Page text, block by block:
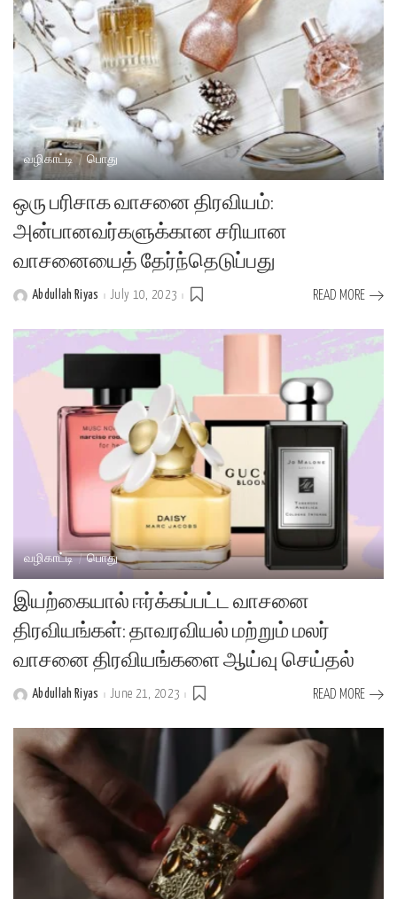
வழிகாட்டி பொது
ஒரு பரிசாக வாசனை திரவியம்:
அன்பானவர்களுக்கான சரியான
வாசனையைத் தேர்ந்தெடுப்பது
PostedAbdullah Riyas July 10, 2023 READ MORE
வழிகாட்டி பொது
இயற்கையால் ஈர்க்கப்பட்ட வாசனை
திரவியங்கள்: தாவரவியல் மற்றும் மலர்
வாசனை திரவியங்களை ஆய்வு செய்தல்
PostedAbdullah Riyas June 21, 2023 READ MORE